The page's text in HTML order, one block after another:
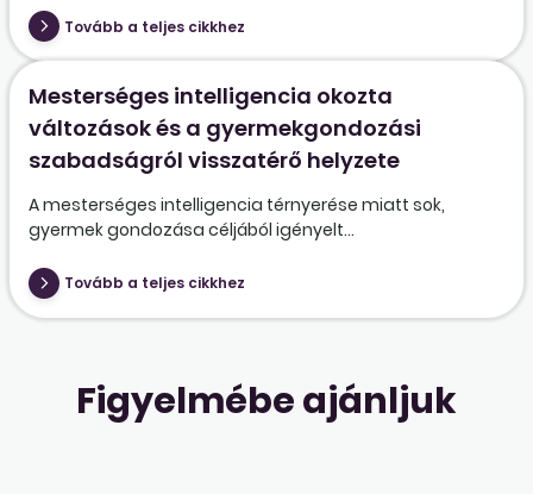
Tovább a teljes cikkhez
Mesterséges intelligencia okozta
változások és a gyermekgondozási
szabadságról visszatérő helyzete
A mesterséges intelligencia térnyerése miatt sok,
gyermek gondozása céljából igényelt...
Tovább a teljes cikkhez
Figyelmébe ajánljuk